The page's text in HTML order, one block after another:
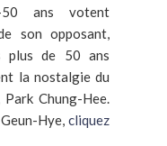
ans votent
son opposant,
plus de 50 ans
la nostalgie du
Chung-Hee.
Hye, cliquez